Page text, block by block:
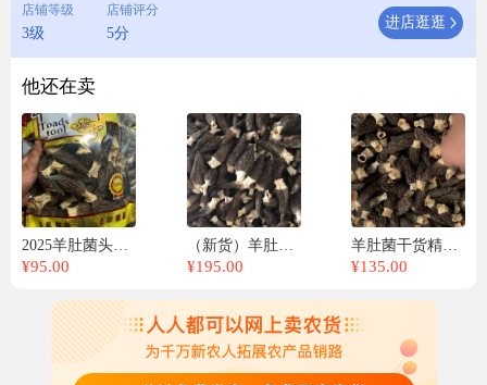
店铺等级
3级
店铺评分
5分
进店逛逛
他还在卖
¥95.00 ¥195.00 ¥135.00